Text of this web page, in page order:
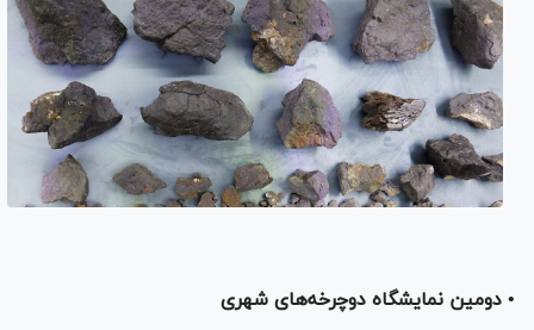
• دومین نمایشگاه دوچرخه‌های شهری